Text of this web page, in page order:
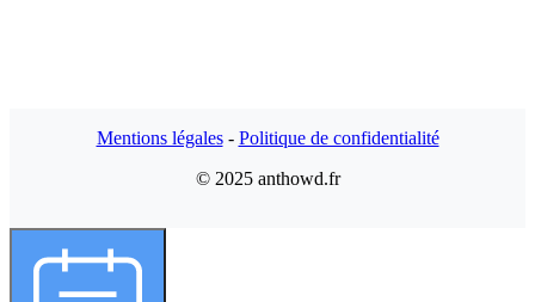
Mentions légales- Politique de confidentialité
© 2025 anthowd.fr